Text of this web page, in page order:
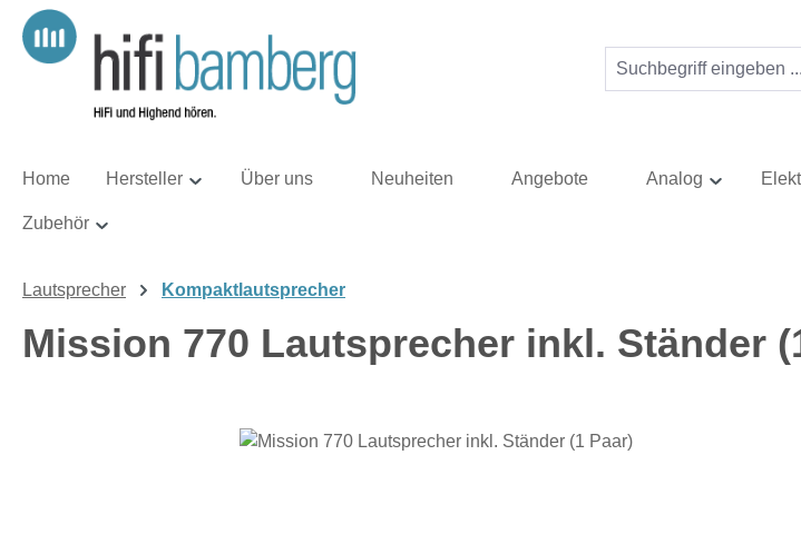
Hauptinhalt springen
Zur Suche springen
Zur Hauptnavigation springen
Home Hersteller Über uns Neuheiten Angebote Analog
Zubehör
Lautsprecher Kompaktlautsprecher
Mission 770 Lautsprecher inkl. Ständer